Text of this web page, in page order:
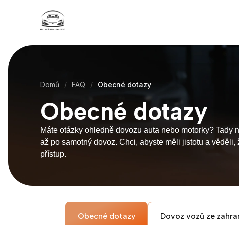
Domů FAQ Obecné dotazy
Obecné dotazy
Máte otázky ohledně dovozu auta nebo motorky?
až po samotný dovoz. Chci, abyste měli jistotu a
přístup.
Obecné dotazy Dovoz vozů ze